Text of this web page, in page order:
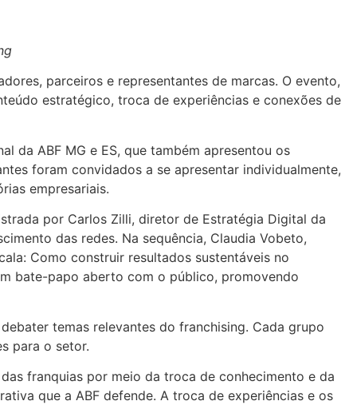
parceiros e representantes de marcas. O evento,
estratégico, troca de experiências e conexões de
da ABF MG e ES, que também apresentou os
foram convidados a se apresentar individualmente,
empresariais.
por Carlos Zilli, diretor de Estratégia Digital da
das redes. Na sequência, Claudia Vobeto,
Como construir resultados sustentáveis no
bate-papo aberto com o público, promovendo
temas relevantes do franchising. Cada grupo
para o setor.
franquias por meio da troca de conhecimento e da
que a ABF defende. A troca de experiências e os